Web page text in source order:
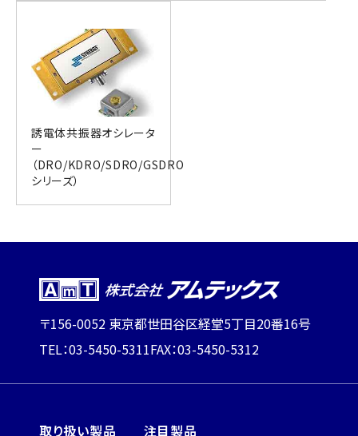
誘電体共振器オシレータ
ー
（DRO/KDRO/SDRO/GSDRO
シリーズ）
〒156-0052 東京都世田谷区経堂5丁目20番16号
TEL：03-5450-5311FAX：03-5450-5312
取り扱い製品 注目製品